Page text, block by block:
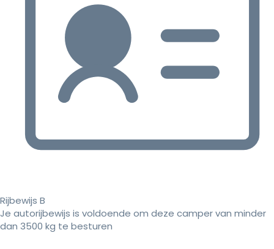
Rijbewijs B
Je autorijbewijs is voldoende om deze camper van minder
dan 3500 kg te besturen